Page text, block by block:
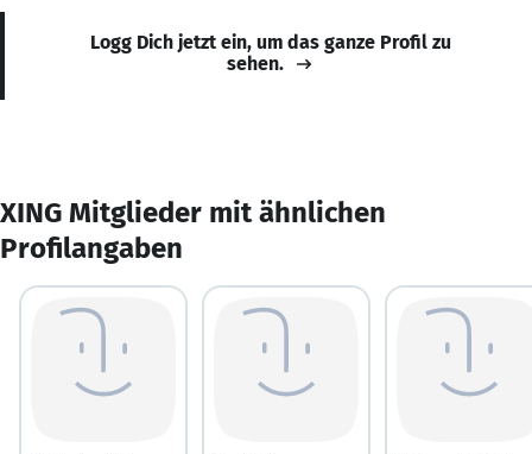
Logg Dich jetzt ein, um das ganze Profil zu
sehen.
XING Mitglieder mit ähnlichen
Profilangaben